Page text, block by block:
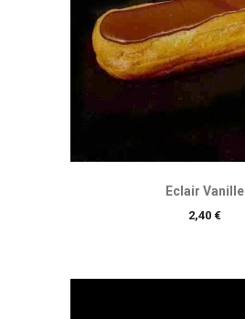
Eclair Vanille
Prix
2,40 €